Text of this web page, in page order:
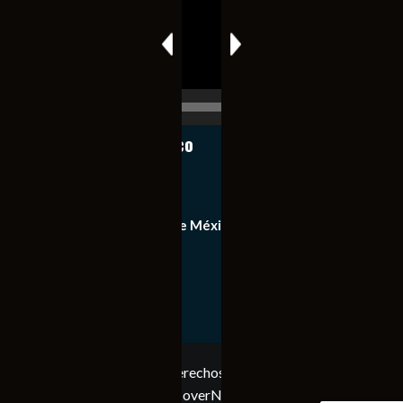
Notiexpress de México
Equipo de Notiexpress de México
Copyright © Todos los derechos reservados. Notiexpress
CoverNews